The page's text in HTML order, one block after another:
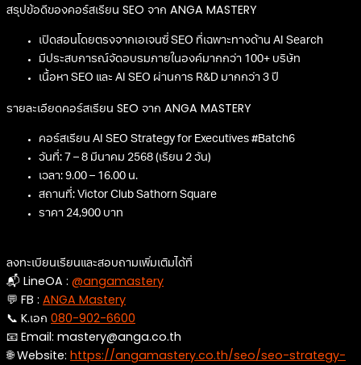
สรุปข้อดีของคอร์สเรียน SEO จาก ANGA MASTERY
เปิดสอนโดยตรงจากเอเจนซี่ SEO ที่เฉพาะทางด้าน AI Search
มีประสบการณ์จัดอบรมภายในองค์มากกว่า 100+ บริษัท
เนื้อหา SEO และ AI SEO ผ่านการ R&D มากกว่า 3 ปี
รายละเอียดคอร์สเรียน SEO จาก ANGA MASTERY
คอร์สเรียน AI SEO Strategy for Executives #Batch6
วันที่: 7 – 8 มีนาคม 2568 (เรียน 2 วัน)
เวลา: 9.00 – 16.00 น.
สถานที่: Victor Club Sathorn Square
ราคา 24,900 บาท
ลงทะเบียนเรียนและสอบถามเพิ่มเติมได้ที่
📬 LineOA : @angamastery
💬 FB : ANGA Mastery
📞 K.เอก 080-902-6600
📧 Email: mastery@anga.co.th
🌐 Website: https://angamastery.co.th/seo/seo-strategy-